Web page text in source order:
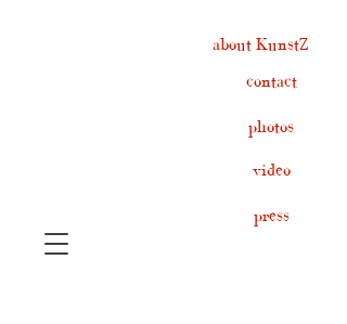
contact
about KunstZ
press
photos
video